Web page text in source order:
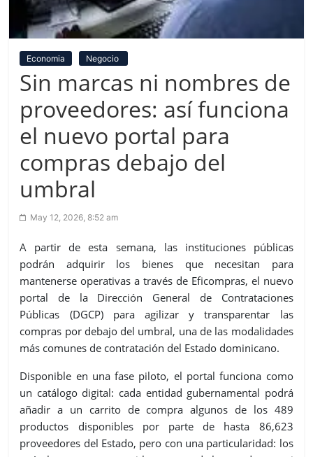
Economia Negocio
Sin marcas ni nombres de
proveedores: así funciona
el nuevo portal para
compras debajo del
umbral
May 12, 2026, 8:52 am
A partir de esta semana, las instituciones públicas
podrán adquirir los bienes que necesitan para
mantenerse operativas a través de Eficompras, el nuevo
portal de la Dirección General de Contrataciones
Públicas (DGCP) para agilizar y transparentar las
compras por debajo del umbral, una de las modalidades
más comunes de contratación del Estado dominicano.
Disponible en una fase piloto, el portal funciona como
un catálogo digital: cada entidad gubernamental podrá
añadir a un carrito de compra algunos de los 489
productos disponibles por parte de hasta 86,623
proveedores del Estado, pero con una particularidad: los